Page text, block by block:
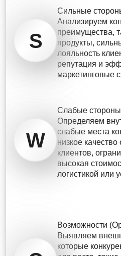
S
Сильные
Анализируем
преимущества,
продукты,
лояльность
репутация и
маркетинговые
W
Слабые
Определяем
слабые места
низкое
клиентов,
высокая
логистикой или
Возможности
Выявляем
которые